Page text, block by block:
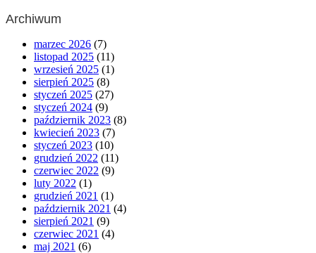
Archiwum
marzec 2026 (7)
listopad 2025 (11)
wrzesień 2025 (1)
sierpień 2025 (8)
styczeń 2025 (27)
styczeń 2024 (9)
październik 2023 (8)
kwiecień 2023 (7)
styczeń 2023 (10)
grudzień 2022 (11)
czerwiec 2022 (9)
luty 2022 (1)
grudzień 2021 (1)
październik 2021 (4)
sierpień 2021 (9)
czerwiec 2021 (4)
maj 2021 (6)